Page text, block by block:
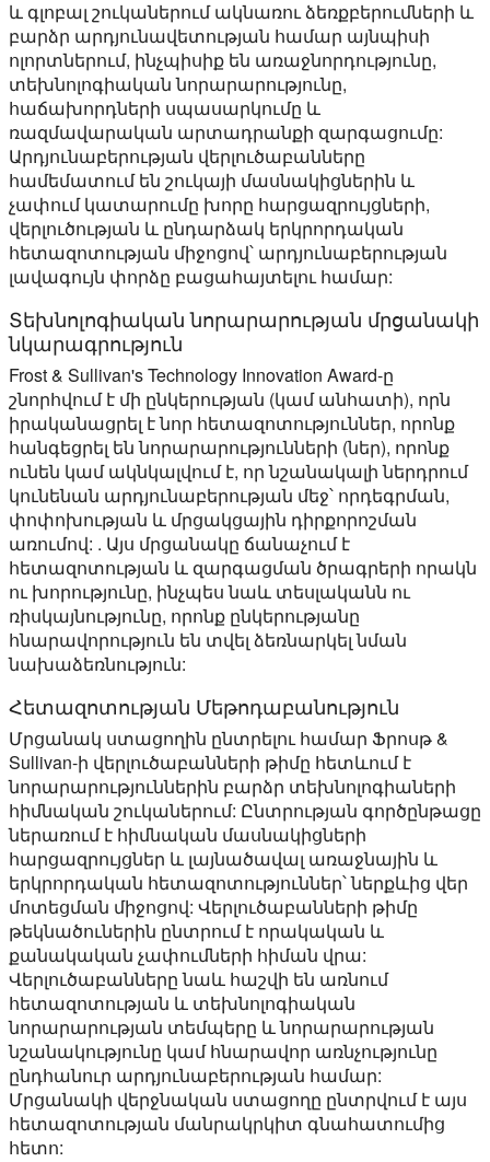
և գլոբալ շուկաներում ակնառու ձեռքբերումների և
բարձր արդյունավետության համար այնպիսի
ոլորտներում, ինչպիսիք են առաջնորդությունը,
տեխնոլոգիական նորարարությունը,
հաճախորդների սպասարկումը և
ռազմավարական արտադրանքի զարգացումը:
Արդյունաբերության վերլուծաբանները
համեմատում են շուկայի մասնակիցներին և
չափում կատարումը խորը հարցազրույցների,
վերլուծության և ընդարձակ երկրորդական
հետազոտության միջոցով՝ արդյունաբերության
լավագույն փորձը բացահայտելու համար:
Տեխնոլոգիական նորարարության մրցանակի
նկարագրություն
Frost & Sullivan's Technology Innovation Award-ը
շնորհվում է մի ընկերության (կամ անհատի), որն
իրականացրել է նոր հետազոտություններ, որոնք
հանգեցրել են նորարարությունների (ներ), որոնք
ունեն կամ ակնկալվում է, որ նշանակալի ներդրում
կունենան արդյունաբերության մեջ՝ որդեգրման,
փոփոխության և մրցակցային դիրքորոշման
առումով: . Այս մրցանակը ճանաչում է
հետազոտության և զարգացման ծրագրերի որակն
ու խորությունը, ինչպես նաև տեսլականն ու
ռիսկայնությունը, որոնք ընկերությանը
հնարավորություն են տվել ձեռնարկել նման
նախաձեռնություն:
Հետազոտության Մեթոդաբանություն
Մրցանակ ստացողին ընտրելու համար Ֆրոսթ &
Sullivan-ի վերլուծաբանների թիմը հետևում է
նորարարություններին բարձր տեխնոլոգիաների
հիմնական շուկաներում: Ընտրության գործընթացը
ներառում է հիմնական մասնակիցների
հարցազրույցներ և լայնածավալ առաջնային և
երկրորդական հետազոտություններ՝ ներքևից վեր
մոտեցման միջոցով: Վերլուծաբանների թիմը
թեկնածուներին ընտրում է որակական և
քանակական չափումների հիման վրա:
Վերլուծաբանները նաև հաշվի են առնում
հետազոտության և տեխնոլոգիական
նորարարության տեմպերը և նորարարության
նշանակությունը կամ հնարավոր առնչությունը
ընդհանուր արդյունաբերության համար:
Մրցանակի վերջնական ստացողը ընտրվում է այս
հետազոտության մանրակրկիտ գնահատումից
հետո: